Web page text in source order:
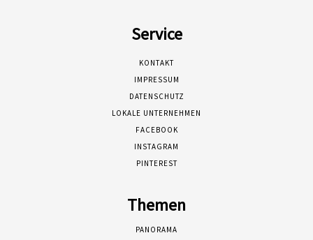
Service
KONTAKT
IMPRESSUM
DATENSCHUTZ
LOKALE UNTERNEHMEN
FACEBOOK
INSTAGRAM
PINTEREST
Themen
PANORAMA